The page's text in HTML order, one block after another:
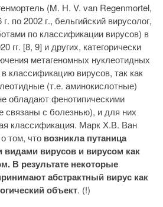
(M. H. V. van Regenmortel,
по 2002 г., бельгийский вирусолог,
по классификации вирусов) в
гг. [8, 9] и других, категорически
метагеномных нуклеотидных
классификацию вирусов, так как
(т.е. аминокислотные)
обладают фенотипическими
связаны с болезнью), и для них
классификация. Марк Х.В. Ван
том, что возникла путаница
вирусов и вирусом как
В результате некоторые
абстрактный вирус как
объект. (!)